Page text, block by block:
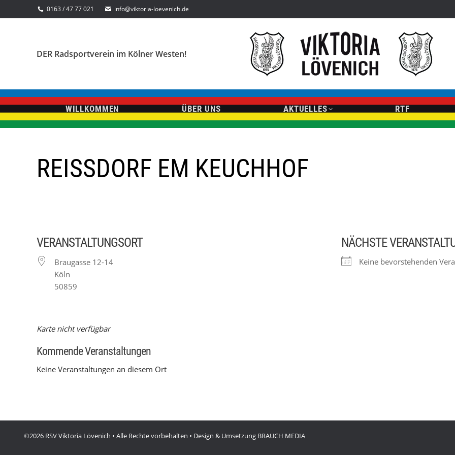
0163 / 47 77 021 info@viktoria-loevenich.de
DER Radsportverein im Kölner Westen!
WILLKOMMEN ÜBER UNS AKTUELLES RTF
REISSDORF EM KEUCHHOF
VERANSTALTUNGSORT
Braugasse 12-14
Köln
50859
NÄCHSTE
Keine bevorstehenden
Karte nicht verfügbar
Kommende Veranstaltungen
Keine Veranstaltungen an diesem Ort
©2026 RSV Viktoria Lövenich • Alle Rechte vorbehalten • Design & Umsetzung BRAUCH MEDIA